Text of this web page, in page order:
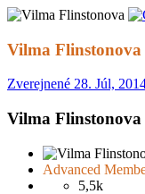
Vilma Flinstonova
Zverejnené 28. Júl,
Vilma Flinstonova
Advanced
5,5k